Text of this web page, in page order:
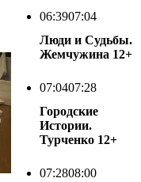
06:3907:04
Люди и Судьбы.
Жемчужина 12+
07:0407:28
Городские
Истории.
Турченко 12+
07:2808:00